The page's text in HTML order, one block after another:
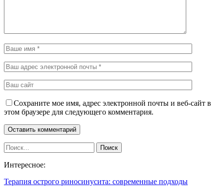
Сохраните мое имя, адрес электронной почты и веб-сайт в
этом браузере для следующего комментария.
Интересное:
Терапия острого риносинусита: современные подходы